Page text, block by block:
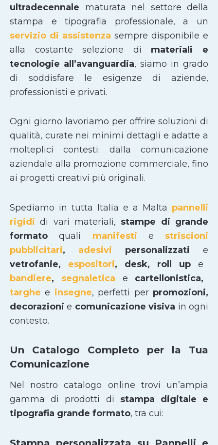
ultradecennale maturata nel settore della
stampa e tipografia professionale, a un
servizio di assistenza sempre disponibile e
alla costante selezione di materiali e
tecnologie all’avanguardia, siamo in grado
di soddisfare le esigenze di aziende,
professionisti e privati.
Ogni giorno lavoriamo per offrire soluzioni di
qualità, curate nei minimi dettagli e adatte a
molteplici contesti: dalla comunicazione
aziendale alla promozione commerciale, fino
ai progetti creativi più originali.
Spediamo in tutta Italia e a Malta pannelli
rigididi vari materiali, stampe di grande
formatoquali manifesti e striscioni
pubblicitari, adesivi personalizzati e
vetrofanie, espositori, desk, roll up e
bandiere, segnaletica e cartellonistica,
targhee insegne, perfetti per promozioni,
decorazionie comunicazione visiva in ogni
contesto.
Un Catalogo Completo per la Tua
Comunicazione
Nel nostro catalogo online trovi un’ampia
gamma di prodotti di stampa digitale e
tipografia grande formato, tra cui: